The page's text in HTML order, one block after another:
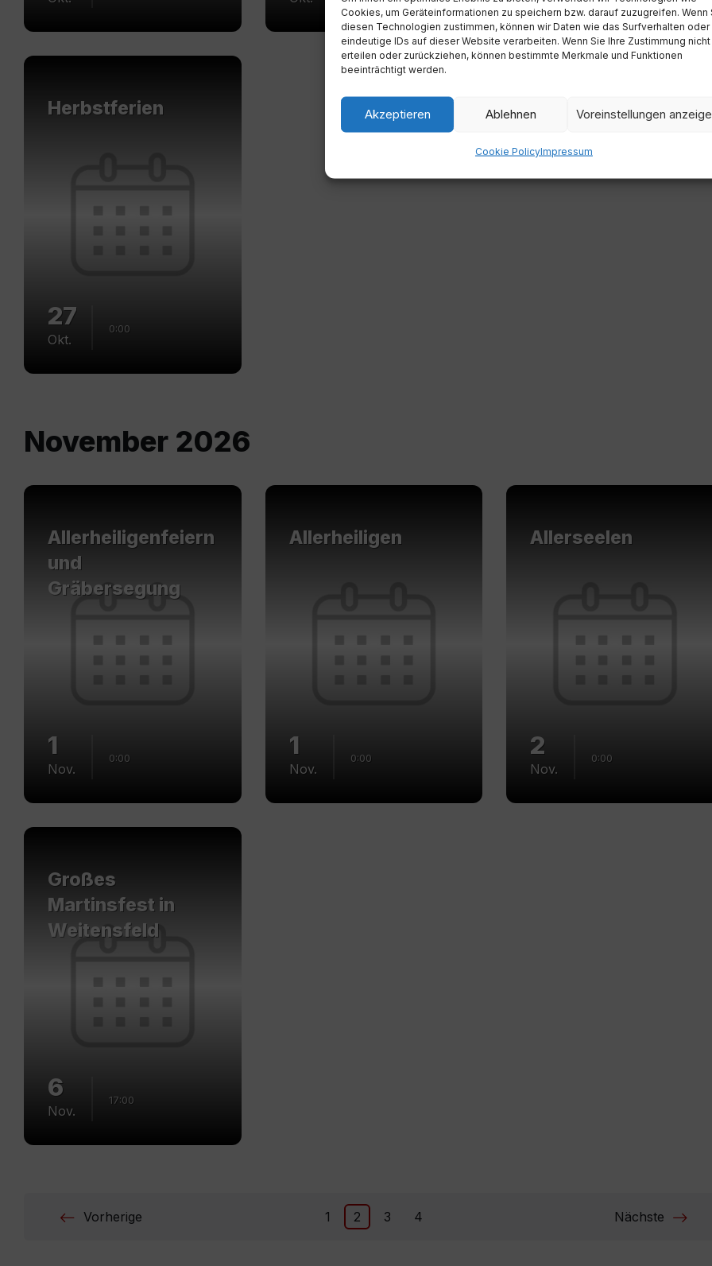
Cookies, um Geräteinformationen zu speichern bzw. darauf zuzugreifen. Wenn
diesen Technologien zustimmen, können wir Daten wie das Surfverhalten oder
eindeutige IDs auf dieser Website verarbeiten. Wenn Sie Ihre Zustimmung nicht
erteilen oder zurückziehen, können bestimmte Merkmale und Funktionen
beeinträchtigt werden.
Akzeptieren Ablehnen Voreinstellungen
Cookie PolicyImpressum
Herbstferien
27
Okt.
0:00
Mehr
November 2026
Allerheiligenfeiern
und
Gräbersegung
1
Nov.
0:00
Mehr
Allerheiligen
1
Nov.
0:00
Mehr
Allerseelen
2
Nov.
0:00
Mehr
Großes
Martinsfest in
Weitensfeld
6
Nov.
17:00
Mehr
PostsVorherige 1 2 3 4 Nächste